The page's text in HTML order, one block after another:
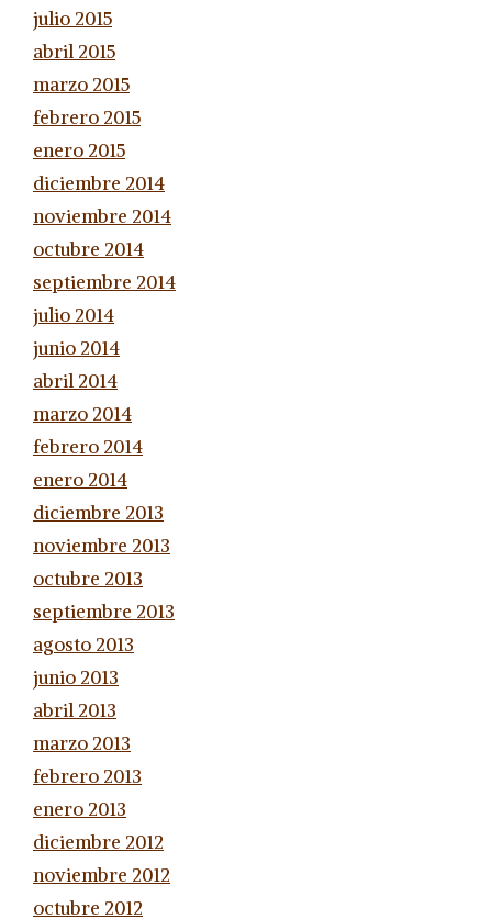
julio 2015
abril 2015
marzo 2015
febrero 2015
enero 2015
diciembre 2014
noviembre 2014
octubre 2014
septiembre 2014
julio 2014
junio 2014
abril 2014
marzo 2014
febrero 2014
enero 2014
diciembre 2013
noviembre 2013
octubre 2013
septiembre 2013
agosto 2013
junio 2013
abril 2013
marzo 2013
febrero 2013
enero 2013
diciembre 2012
noviembre 2012
octubre 2012